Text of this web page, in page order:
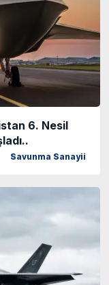
6. Nesil
Savunma Sanayii